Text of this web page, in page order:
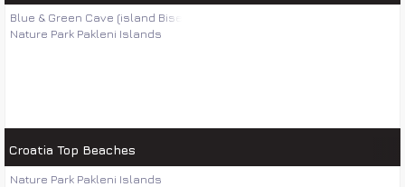
Blue & Green Cave (island Bisevo)
Nature Park Pakleni Islands
Croatia Top Beaches
Nature Park Pakleni Islands